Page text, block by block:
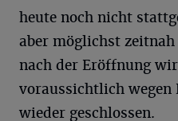
heute noch nicht
aber möglichst
nach der Eröffnung
voraussichtlich wegen
wieder geschlossen.